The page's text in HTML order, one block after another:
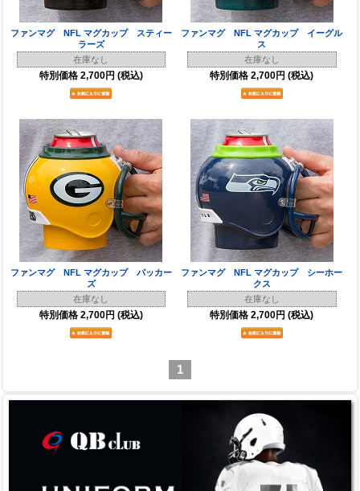
ファンマグ NFL マグカップ スティー
ラーズ
在庫なし
特別価格 2,700円 (税込)
ファンマグ NFL マグカップ イーグル
ス
在庫なし
特別価格 2,700円 (税込)
ファンマグ NFL マグカップ パッカー
ズ
在庫なし
特別価格 2,700円 (税込)
ファンマグ NFL マグカップ シーホー
クス
在庫なし
特別価格 2,700円 (税込)
1